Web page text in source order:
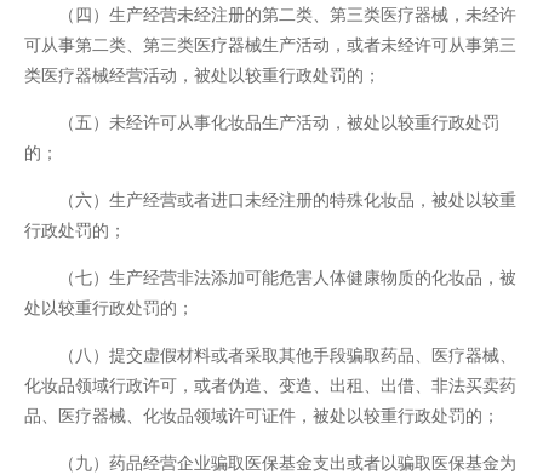
（四）生产经营未经注册的第二类、第三类医疗器械，未经许
可从事第二类、第三类医疗器械生产活动，或者未经许可从事第三
类医疗器械经营活动，被处以较重行政处罚的；
（五）未经许可从事化妆品生产活动，被处以较重行政处罚
的；
（六）生产经营或者进口未经注册的特殊化妆品，被处以较重
行政处罚的；
（七）生产经营非法添加可能危害人体健康物质的化妆品，被
处以较重行政处罚的；
（八）提交虚假材料或者采取其他手段骗取药品、医疗器械、
化妆品领域行政许可，或者伪造、变造、出租、出借、非法买卖药
品、医疗器械、化妆品领域许可证件，被处以较重行政处罚的；
（九）药品经营企业骗取医保基金支出或者以骗取医保基金为